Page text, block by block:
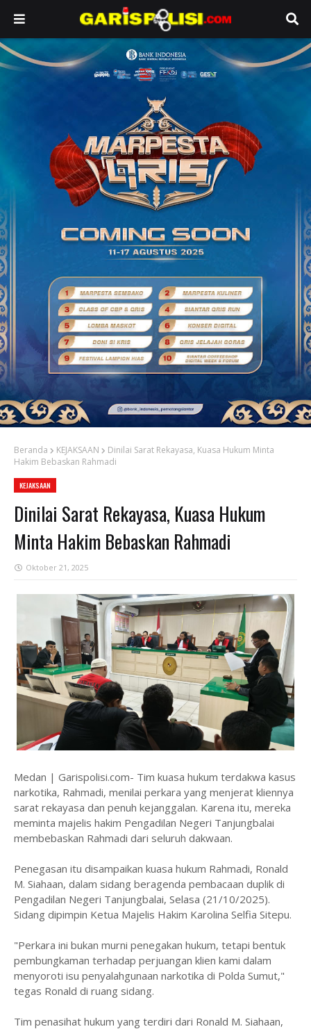
Beranda KEJAKSAAN
Dinilai Sarat Rekayasa, Kuasa Hukum Minta
Hakim Bebaskan Rahmadi
KEJAKSAAN
Dinilai Sarat Rekayasa, Kuasa Hukum
Minta Hakim Bebaskan Rahmadi
Oktober 21, 2025
Medan | Garispolisi.com- Tim kuasa hukum terdakwa kasus
narkotika, Rahmadi, menilai perkara yang menjerat kliennya
sarat rekayasa dan penuh kejanggalan. Karena itu, mereka
meminta majelis hakim Pengadilan Negeri Tanjungbalai
membebaskan Rahmadi dari seluruh dakwaan.
Penegasan itu disampaikan kuasa hukum Rahmadi, Ronald
M. Siahaan, dalam sidang beragenda pembacaan duplik di
Pengadilan Negeri Tanjungbalai, Selasa (21/10/2025).
Sidang dipimpin Ketua Majelis Hakim Karolina Selfia Sitepu.
"Perkara ini bukan murni penegakan hukum, tetapi bentuk
pembungkaman terhadap perjuangan klien kami dalam
menyoroti isu penyalahgunaan narkotika di Polda Sumut,"
tegas Ronald di ruang sidang.
Tim penasihat hukum yang terdiri dari Ronald M. Siahaan,